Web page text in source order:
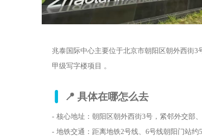
兆泰国际中心主要位于北京市朝阳区朝外西街
甲级写字楼项目 。
📍 具体在哪怎么去
- 核心地址：朝阳区朝外西街3号，紧邻外交部
- 地铁交通：距离地铁2号线、6号线朝阳门站约